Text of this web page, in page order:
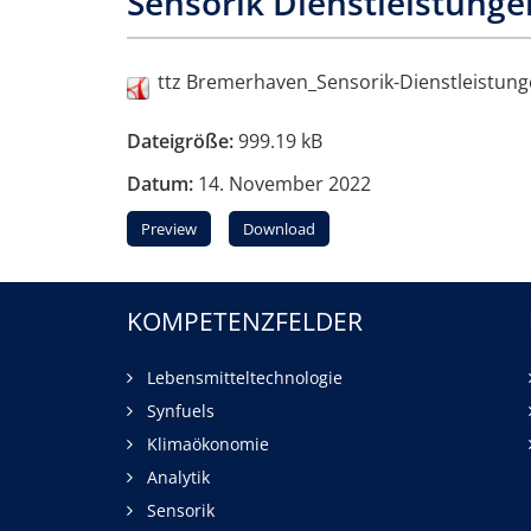
ttz Bremerhaven_Sensorik-
Dateigröße:999.19 kB
Datum: 14. November 2022
Preview Download
KOMPETENZFELDER
Lebensmitteltechnologie
Synfuels
Klimaökonomie
Analytik
Sensorik